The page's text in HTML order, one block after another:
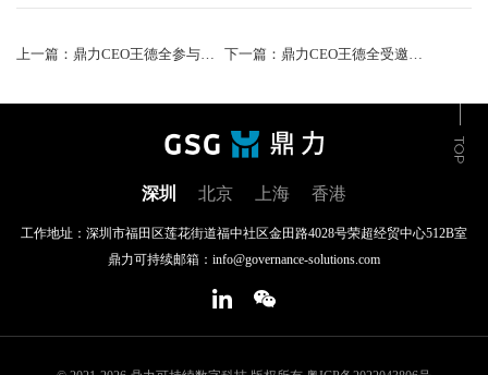
上一篇：鼎力CEO王德全参与腾讯金融研究院《ESG洞见》大咖说栏目，分享国际ESG信披标准最新动态 下一篇：鼎力CEO王德全受邀参与BEYOND Expo 2023，与参会嘉宾共探气候金融科技、ESG数据以及气候投融资
深圳 北京 上海 香港
工作地址：深圳市福田区莲花街道福中社区金田路4028号荣超经贸中心512B室
鼎力可持续邮箱：info@governance-solutions.com